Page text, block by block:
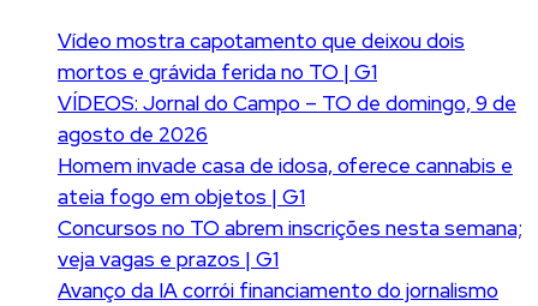
Vídeo mostra capotamento que deixou dois
mortos e grávida ferida no TO | G1
VÍDEOS: Jornal do Campo – TO de domingo, 9 de
agosto de 2026
Homem invade casa de idosa, oferece cannabis e
ateia fogo em objetos | G1
Concursos no TO abrem inscrições nesta semana;
veja vagas e prazos | G1
Avanço da IA corrói financiamento do jornalismo